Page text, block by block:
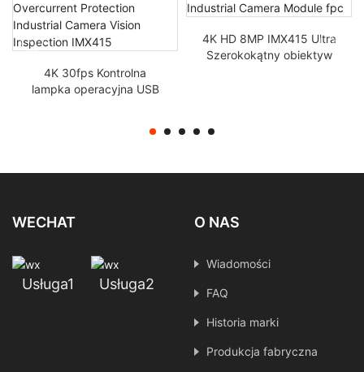
4K 30fps Kontrolna
lampka operacyjna USB
Przemysłowa inspekcja
4K HD 8MP IMX415 Ultra
Szerokokątny obiektyw
WECHAT
Usługa1 Usługa2
O NAS
Wiadomości
FAQ
Historia marki
Produkcja fabryczna